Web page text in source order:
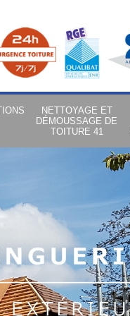
NETTOYAGE ET
DÉMOUSSAGE DE
TOITURE 41